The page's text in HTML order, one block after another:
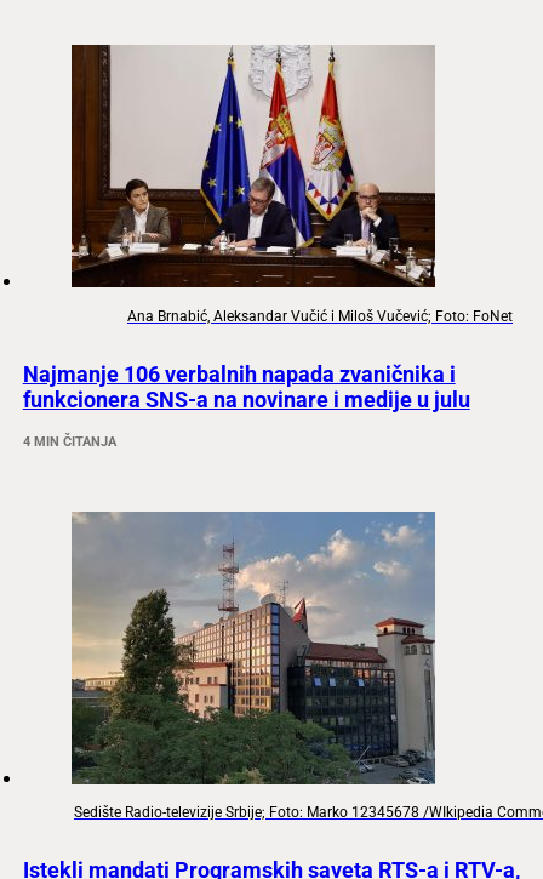
Ana Brnabić, Aleksandar Vučić i Miloš Vučević; Foto: FoNet
Najmanje 106 verbalnih napada zvaničnika i
funkcionera SNS-a na novinare i medije u julu
4 MIN ČITANJA
Sedište Radio-televizije Srbije; Foto: Marko 12345678 /WIkipedia
Istekli mandati Programskih saveta RTS-a i RTV-a,